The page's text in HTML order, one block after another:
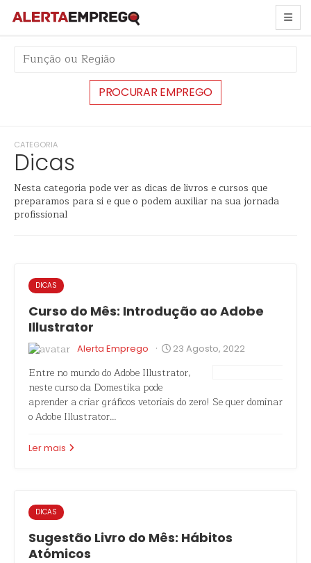
CATEGORIA
Dicas
Nesta categoria pode ver as dicas de livros e cursos que
preparamos para si e que o podem auxiliar na sua jornada
profissional
DICAS
Curso do Mês: Introdução ao Adobe
Illustrator
Alerta Emprego · 23 Agosto, 2022
Entre no mundo do Adobe Illustrator,
neste curso da Domestika pode
aprender a criar gráficos vetoriais do zero! Se quer dominar
o Adobe Illustrator…
Ler mais
DICAS
Sugestão Livro do Mês: Hábitos
Atómicos